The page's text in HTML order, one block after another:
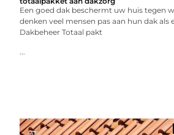
Een goed dak beschermt uw huis tegen
denken veel mensen pas aan hun dak als
Dakbeheer Totaal pakt
...